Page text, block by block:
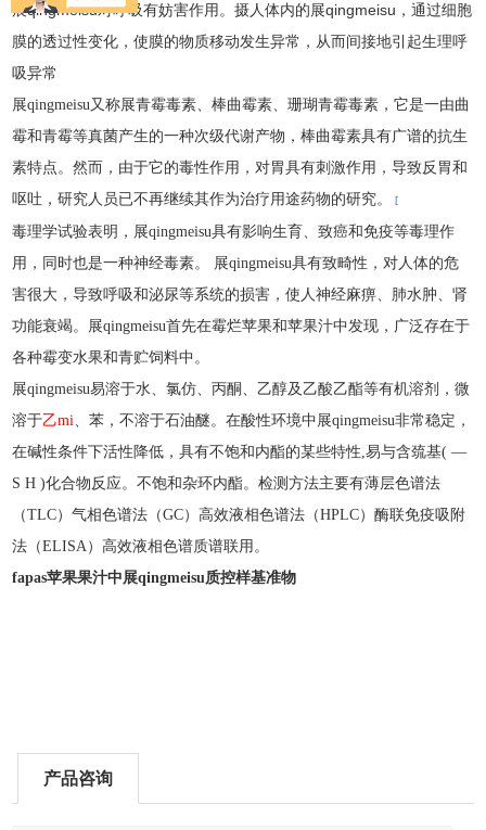
展qingmeisu对呼吸有妨害作用。摄人体内的展qingmeisu ，通过细胞
膜的透过性变化，使膜的物质移动发生异常，从而间接地引起生理呼
吸异常
展qingmeisu又称展青霉毒素、棒曲霉素、珊瑚青霉毒素，它是一由曲
霉和青霉等真菌产生的一种次级代谢产物，棒曲霉素具有广谱的抗生
素特点。然而，由于它的毒性作用，对胃具有刺激作用，导致反胃和
呕吐，研究人员已不再继续其作为治疗用途药物的研究。
[
毒理学试验表明，展qingmeisu具有影响生育、致癌和免疫等毒理作
用，同时也是一种神经毒素。
展qingmeisu具有致畸性，对人体的危
害很大，导致呼吸和泌尿等系统的损害，使人神经麻痹、肺水肿、肾
功能衰竭。展qingmeisu首先在霉烂苹果和苹果汁中发现，广泛存在于
各种霉变水果和青贮饲料中。
展qingmeisu易溶于水、氯仿、丙酮、乙醇及乙酸乙酯等有机溶剂，微
溶于乙mi、苯，不溶于石油醚。在酸性环境中展qingmeisu非常稳定，
在碱性条件下活性降低，具有不饱和内酯的某些特性,易与含巯基( —
S H )化合物反应。不饱和杂环内酯。检测方法主要有薄层色谱法
（TLC）气相色谱法（GC）高效液相色谱法（HPLC）酶联免疫吸附
法（ELISA）高效液相色谱质谱联用。
fapas苹果果汁中展qingmeisu质控样基准物
产品咨询